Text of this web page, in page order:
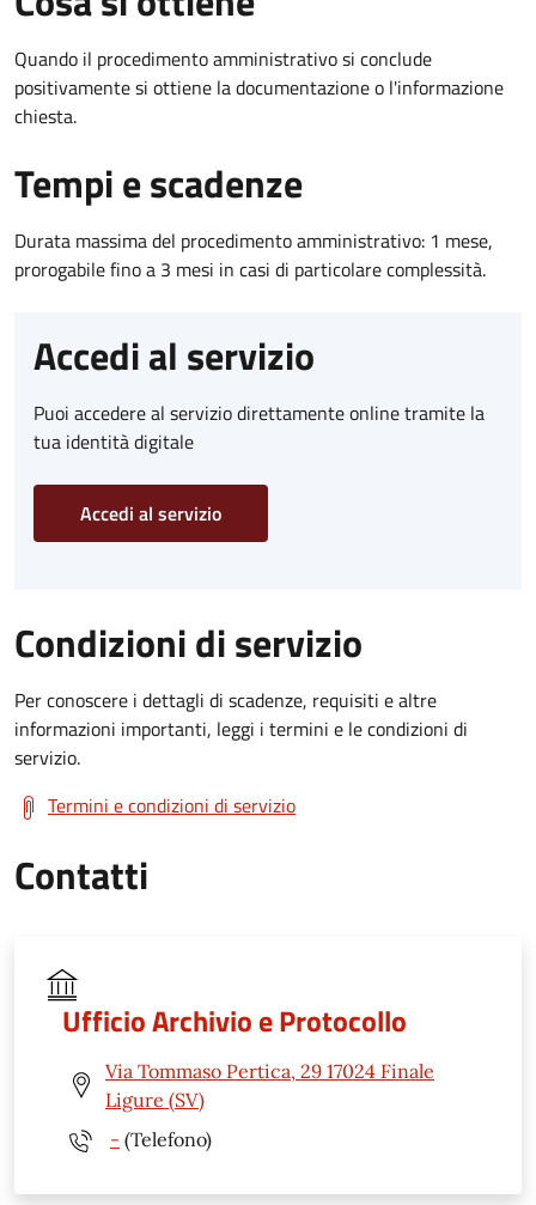
Quando il procedimento amministrativo si conclude
positivamente si ottiene la documentazione o l'informazione
chiesta.
Tempi e scadenze
Durata massima del procedimento amministrativo: 1 mese,
prorogabile fino a 3 mesi in casi di particolare complessità.
Accedi al servizio
Puoi accedere al servizio direttamente online tramite la
tua identità digitale
Accedi al servizio
Condizioni di servizio
Per conoscere i dettagli di scadenze, requisiti e altre
informazioni importanti, leggi i termini e le condizioni di
servizio.
Termini e condizioni di servizio
Contatti
Ufficio Archivio e Protocollo
Via Tommaso Pertica, 29 17024 Finale
Ligure (SV)
- (Telefono)